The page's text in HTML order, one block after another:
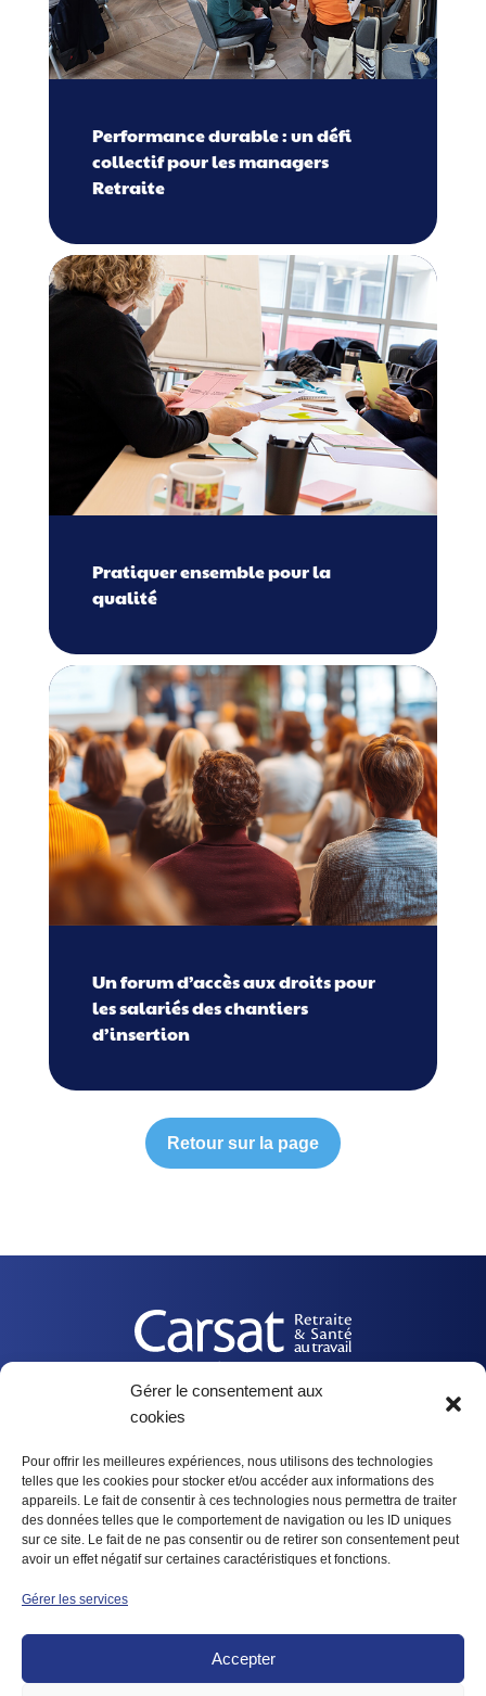
Gérer le consentement aux
cookies
Pour offrir les meilleures expériences, nous utilisons des technologies
telles que les cookies pour stocker et/ou accéder aux informations des
appareils. Le fait de consentir à ces technologies nous permettra de traiter
des données telles que le comportement de navigation ou les ID uniques
sur ce site. Le fait de ne pas consentir ou de retirer son consentement peut
avoir un effet négatif sur certaines caractéristiques et fonctions.
Gérer les services
Accepter
Performance durable : un défi
collectif pour les managers
Retraite
Pratiquer ensemble pour la
qualité
Un forum d’accès aux droits pour
les salariés des chantiers
d’insertion
Retour sur la page
Suivez-nous
@CarsatBretagne